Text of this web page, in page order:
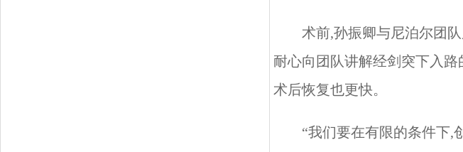
术前,孙振卿与尼泊尔团
耐心向团队讲解经剑突下入
术后恢复也更快。
“我们要在有限的条件下,